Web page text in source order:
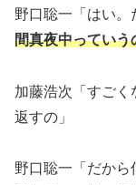
野口聡一「はい。
間真夜中っていう
加藤浩次「すごく
返すの」
野口聡一「だから